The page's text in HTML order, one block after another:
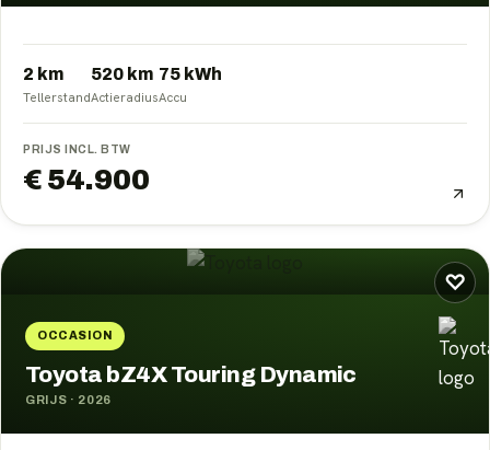
2 km
Tellerstand
520 km
Actieradius
75 kWh
Accu
PRIJS INCL. BTW
€ 54.900
♡
OCCASION
Toyota bZ4X Touring Dynamic
GRIJS · 2026